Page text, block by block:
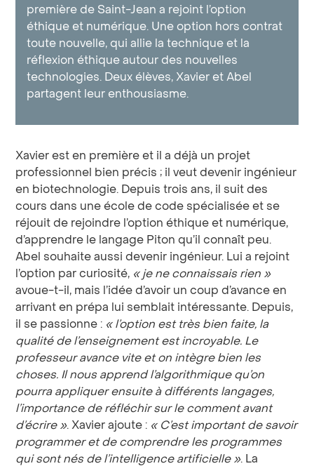
première de Saint-Jean a rejoint l’option
éthique et numérique. Une option hors contrat
toute nouvelle, qui allie la technique et la
réflexion éthique autour des nouvelles
technologies. Deux élèves, Xavier et Abel
partagent leur enthousiasme.
Xavier est en première et il a déjà un projet
professionnel bien précis ; il veut devenir ingénieur
en biotechnologie. Depuis trois ans, il suit des
cours dans une école de code spécialisée et se
réjouit de rejoindre l’option éthique et numérique,
d’apprendre le langage Piton qu’il connaît peu.
Abel souhaite aussi devenir ingénieur. Lui a rejoint
l’option par curiosité, « je ne connaissais rien »
avoue-t-il, mais l’idée d’avoir un coup d’avance en
arrivant en prépa lui semblait intéressante. Depuis,
il se passionne : « l’option est très bien faite, la
qualité de l’enseignement est incroyable. Le
professeur avance vite et on intègre bien les
choses. Il nous apprend l’algorithmique qu’on
pourra appliquer ensuite à différents langages,
l’importance de réfléchir sur le comment avant
d’écrire ». Xavier ajoute : « C’est important de savoir
programmer et de comprendre les programmes
qui sont nés de l’intelligence artificielle ». La